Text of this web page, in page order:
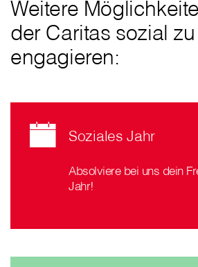
Weitere
der Caritas sozial zu
engagieren:
Soziales Jahr
Absolviere bei uns dein
Jahr!